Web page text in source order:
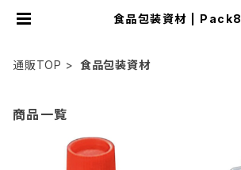
食品包装資材 | Pack8
通販TOP 食品包装資材
商品一覧